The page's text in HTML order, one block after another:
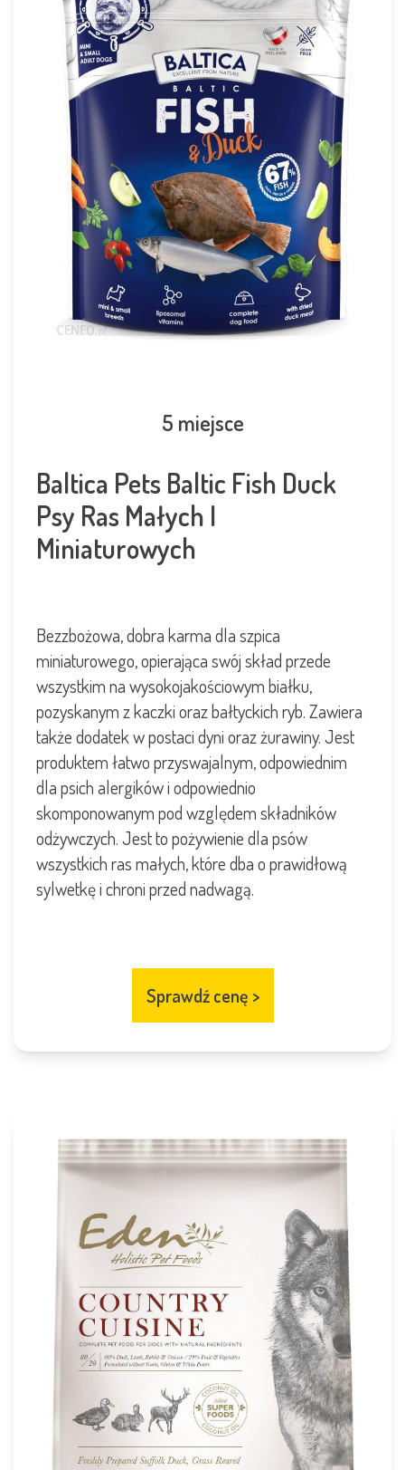
5 miejsce
Baltica Pets Baltic Fish Duck
Psy Ras Małych I
Miniaturowych
Bezzbożowa, dobra karma dla szpica
miniaturowego, opierająca swój skład przede
wszystkim na wysokojakościowym białku,
pozyskanym z kaczki oraz bałtyckich ryb. Zawiera
także dodatek w postaci dyni oraz żurawiny. Jest
produktem łatwo przyswajalnym, odpowiednim
dla psich alergików i odpowiednio
skomponowanym pod względem składników
odżywczych. Jest to pożywienie dla psów
wszystkich ras małych, które dba o prawidłową
sylwetkę i chroni przed nadwagą.
Sprawdź cenę >